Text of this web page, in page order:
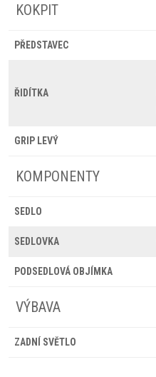
KOKPIT
PŘEDSTAVEC
ŘIDÍTKA
GRIP LEVÝ
KOMPONENTY
SEDLO
SEDLOVKA
PODSEDLOVÁ OBJÍMKA
VÝBAVA
ZADNÍ SVĚTLO